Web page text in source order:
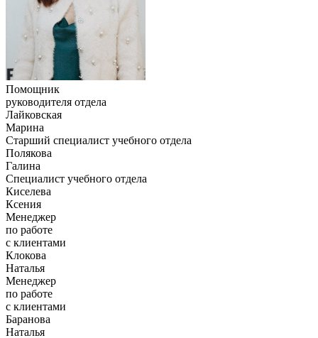
Помощник
руководителя отдела
Лайковская
Марина
Старший специалист учебного отдела
Полякова
Галина
Специалист учебного отдела
Киселева
Ксения
Менеджер
по работе
с клиентами
Клокова
Наталья
Менеджер
по работе
с клиентами
Баранова
Наталья